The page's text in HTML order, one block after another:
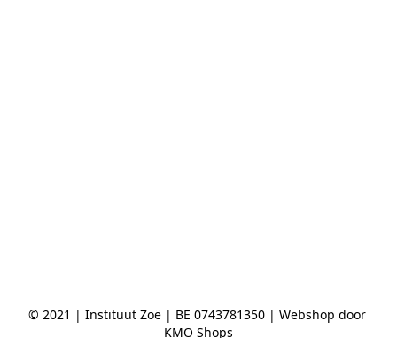
© 2021 | Instituut Zoë | BE 0743781350 | Webshop door
KMO Shops